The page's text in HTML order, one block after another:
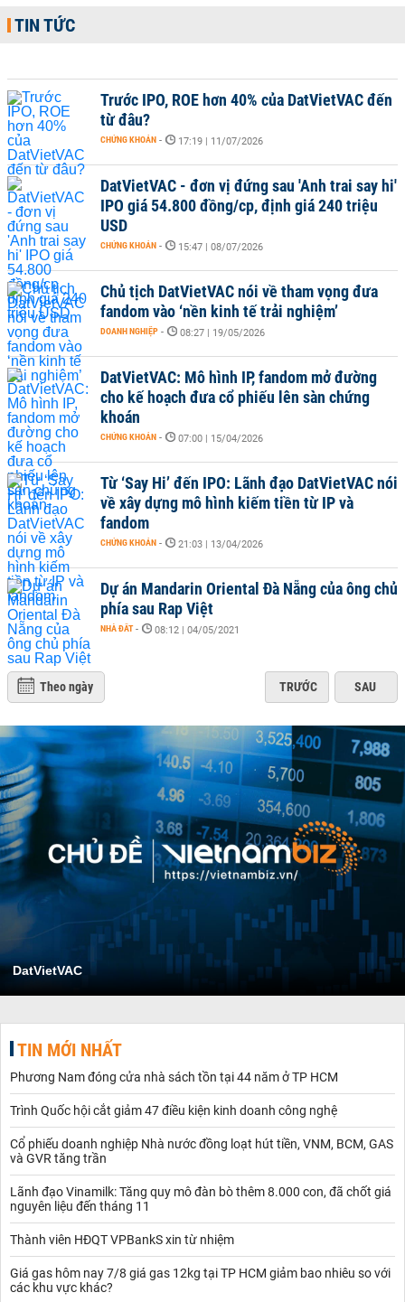
TIN TỨC
Trước IPO, ROE hơn 40% của DatVietVAC đến
từ đâu?
CHỨNG KHOÁN - 17:19 | 11/07/2026
DatVietVAC - đơn vị đứng sau 'Anh trai say hi'
IPO giá 54.800 đồng/cp, định giá 240 triệu
USD
CHỨNG KHOÁN - 15:47 | 08/07/2026
Chủ tịch DatVietVAC nói về tham vọng đưa
fandom vào ‘nền kinh tế trải nghiệm’
DOANH NGHIỆP - 08:27 | 19/05/2026
DatVietVAC: Mô hình IP, fandom mở đường
cho kế hoạch đưa cổ phiếu lên sàn chứng
khoán
CHỨNG KHOÁN - 07:00 | 15/04/2026
Từ ‘Say Hi’ đến IPO: Lãnh đạo DatVietVAC nói
về xây dựng mô hình kiếm tiền từ IP và
fandom
CHỨNG KHOÁN - 21:03 | 13/04/2026
Dự án Mandarin Oriental Đà Nẵng của ông chủ
phía sau Rap Việt
NHÀ ĐẤT - 08:12 | 04/05/2021
Theo ngày TRƯỚC SAU
DatVietVAC
TIN MỚI NHẤT
Phương Nam đóng cửa nhà sách tồn tại 44 năm ở TP HCM
Trình Quốc hội cắt giảm 47 điều kiện kinh doanh công nghệ
Cổ phiếu doanh nghiệp Nhà nước đồng loạt hút tiền, VNM, BCM, GAS
và GVR tăng trần
Lãnh đạo Vinamilk: Tăng quy mô đàn bò thêm 8.000 con, đã chốt giá
nguyên liệu đến tháng 11
Thành viên HĐQT VPBankS xin từ nhiệm
Giá gas hôm nay 7/8 giá gas 12kg tại TP HCM giảm bao nhiêu so với
các khu vực khác?